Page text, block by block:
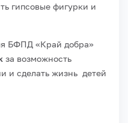
гипсовые фигурки и
БФПД «Край добра»
за возможность
и сделать жизнь детей